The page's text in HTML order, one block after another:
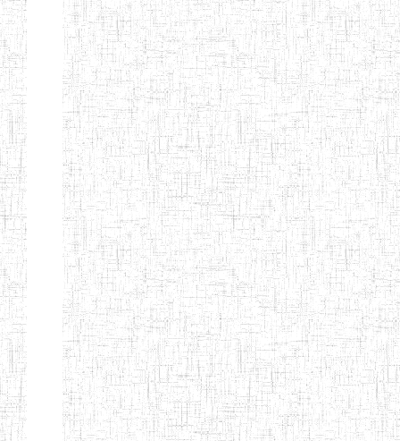
Afficher Page 4 sur 13 Total: 307
Début Préc. 1 2 3 4 5
6
Suivant
Fin
Etablissements
d'enseignement
secondaire
technique
et
professionnel